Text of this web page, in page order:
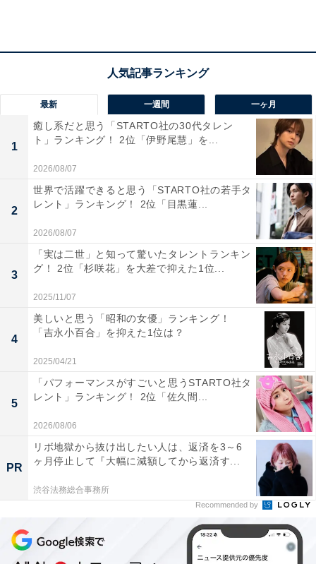
第3位は、「サッポロ一番」シリーズで一番最初の商
品、1966年に発売された「サッポロ一番 しょうゆ味」。
回答者からは、「定番中の定番です。舌が覚えている
味、忘れられない味だからです（41歳女性／大阪府）」
「しょうゆ味は、さっぱりしていて昔ながらの懐かしい
味のため好きです（40代女性／愛知県）」「昔懐かしい
感じで安心する（24歳女性／愛知県）」「おばあちゃん
の家でよく作ってくれたラーメンで、実家ではあまりイ
ンスタントラーメンを食べなくて食べたくて嬉しかった
から（31歳女性／京都府）」など、“懐かしくて安心する
ほかにも、「定番味だし醤油味のインスタント麺の中で
一番美味しい。コスパが良すぎる（46歳女性／神奈川
県）」「あっさりでいつでも食べられるから（37歳女性
／愛知県）」「しょうゆ味が一番シンプルに美味しくて
飽きがこない（29歳女性／長野県）」「アレンジしやす
いし、安定の美味しさがあるから（47歳男性／静岡
県）」「醤油がシンプルでアレンジも効き、美味しいと
思うから（33歳未回答／東京都）」など、シンプルでア
レンジが効く点にも評価が集まっています。
最新 一週間 一ヶ月
1
癒し系だと思う「STARTO社の30代タレン
ト」ランキング！ 2位「伊野尾慧」を...
2026/08/07
2
世界で活躍できると思う「STARTO社の若手タ
レント」ランキング！ 2位「目黒蓮...
2026/08/07
3
「実は二世」と知って驚いたタレントランキン
グ！ 2位「杉咲花」を大差で抑えた1位...
2025/11/07
4
美しいと思う「昭和の女優」ランキング！
「吉永小百合」を抑えた1位は？
2025/04/21
5
「パフォーマンスがすごいと思うSTARTO社タ
レント」ランキング！ 2位「佐久間...
2026/08/06
PR
リボ地獄から抜け出したい人は、返済を3～6
ヶ月停止して『大幅に減額してから返済す...
渋谷法務総合事務所
Recommended by